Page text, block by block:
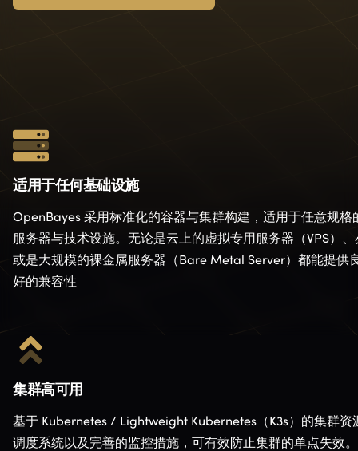
适用于任何基础设施
OpenBayes 采用标准化的容器与集群构建，适用于任意规格
服务器与技术设施。无论是云上的虚拟专用服务器（VPS）、
或是大规模的裸金属服务器（Bare Metal Server）都能提供
好的兼容性
集群高可用
基于 Kubernetes / Lightweight Kubernetes（K3s）的集群资
调度系统以及完善的监控措施，可有效防止集群的单点失效